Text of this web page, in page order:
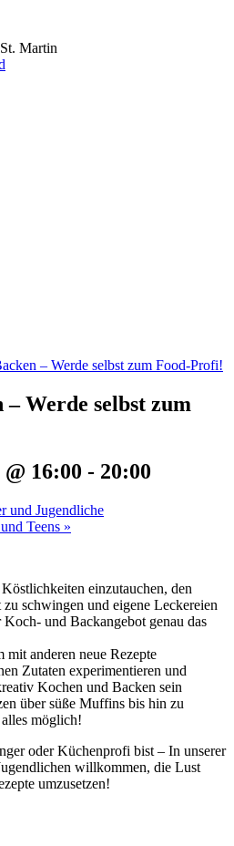
Martin
– Werde selbst zum Food-Profi!
Werde selbst zum
16:00 - 20:00
und Jugendliche
Teens »
einzutauchen, den
schwingen und eigene Leckereien
und Backangebot genau das
mit anderen neue Rezepte
Zutaten experimentieren und
Kochen und Backen sein
über süße Muffins bis hin zu
möglich!
oder Küchenprofi bist – In unserer
willkommen, die Lust
umzusetzen!